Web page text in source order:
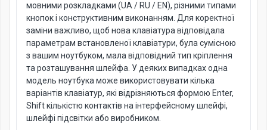
мовними розкладками (UA / RU / EN), різними типами
кнопок і конструктивним виконанням. Для коректної
заміни важливо, щоб нова клавіатура відповідала
параметрам встановленої клавіатури, була сумісною
з вашим ноутбуком, мала відповідний тип кріплення
та розташування шлейфа. У деяких випадках одна
модель ноутбука може використовувати кілька
варіантів клавіатур, які відрізняються формою Enter,
Shift кількістю контактів на інтерфейсному шлейфі,
шлейфі підсвітки або виробником.